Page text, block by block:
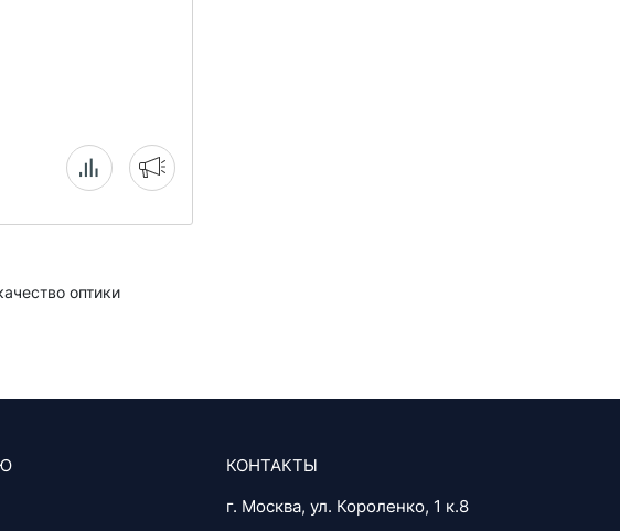
оптики
КОНТАКТЫ
г. Москва, ул. Короленко, 1 к.8